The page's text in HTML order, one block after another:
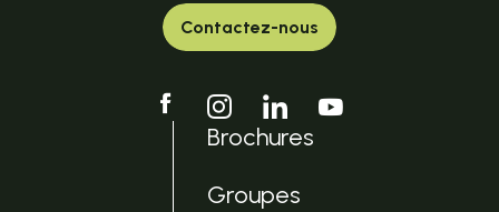
Contactez-nous
Brochures
Groupes